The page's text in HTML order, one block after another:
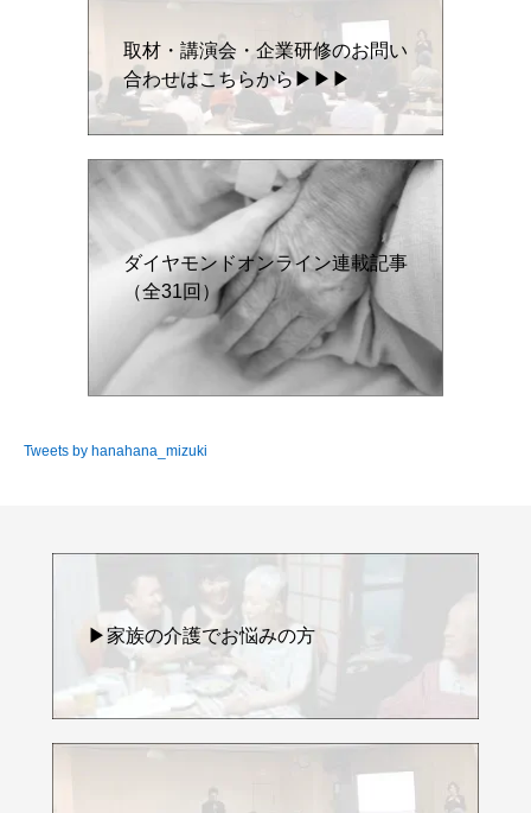
取材・講演会・企業研修のお問い
合わせはこちらから▶▶▶
ダイヤモンドオンライン連載記事
（全31回）
Tweets by hanahana_mizuki
▶家族の介護でお悩みの方